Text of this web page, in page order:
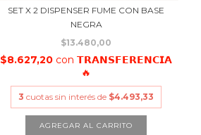
SET X 2 DISPENSER FUME CON BASE
NEGRA
$13.480,00
$8.627,20 con 𝗧𝗥𝗔𝗡𝗦𝗙𝗘𝗥𝗘𝗡𝗖𝗜𝗔
🔥
3 cuotas sin interés de $4.493,33